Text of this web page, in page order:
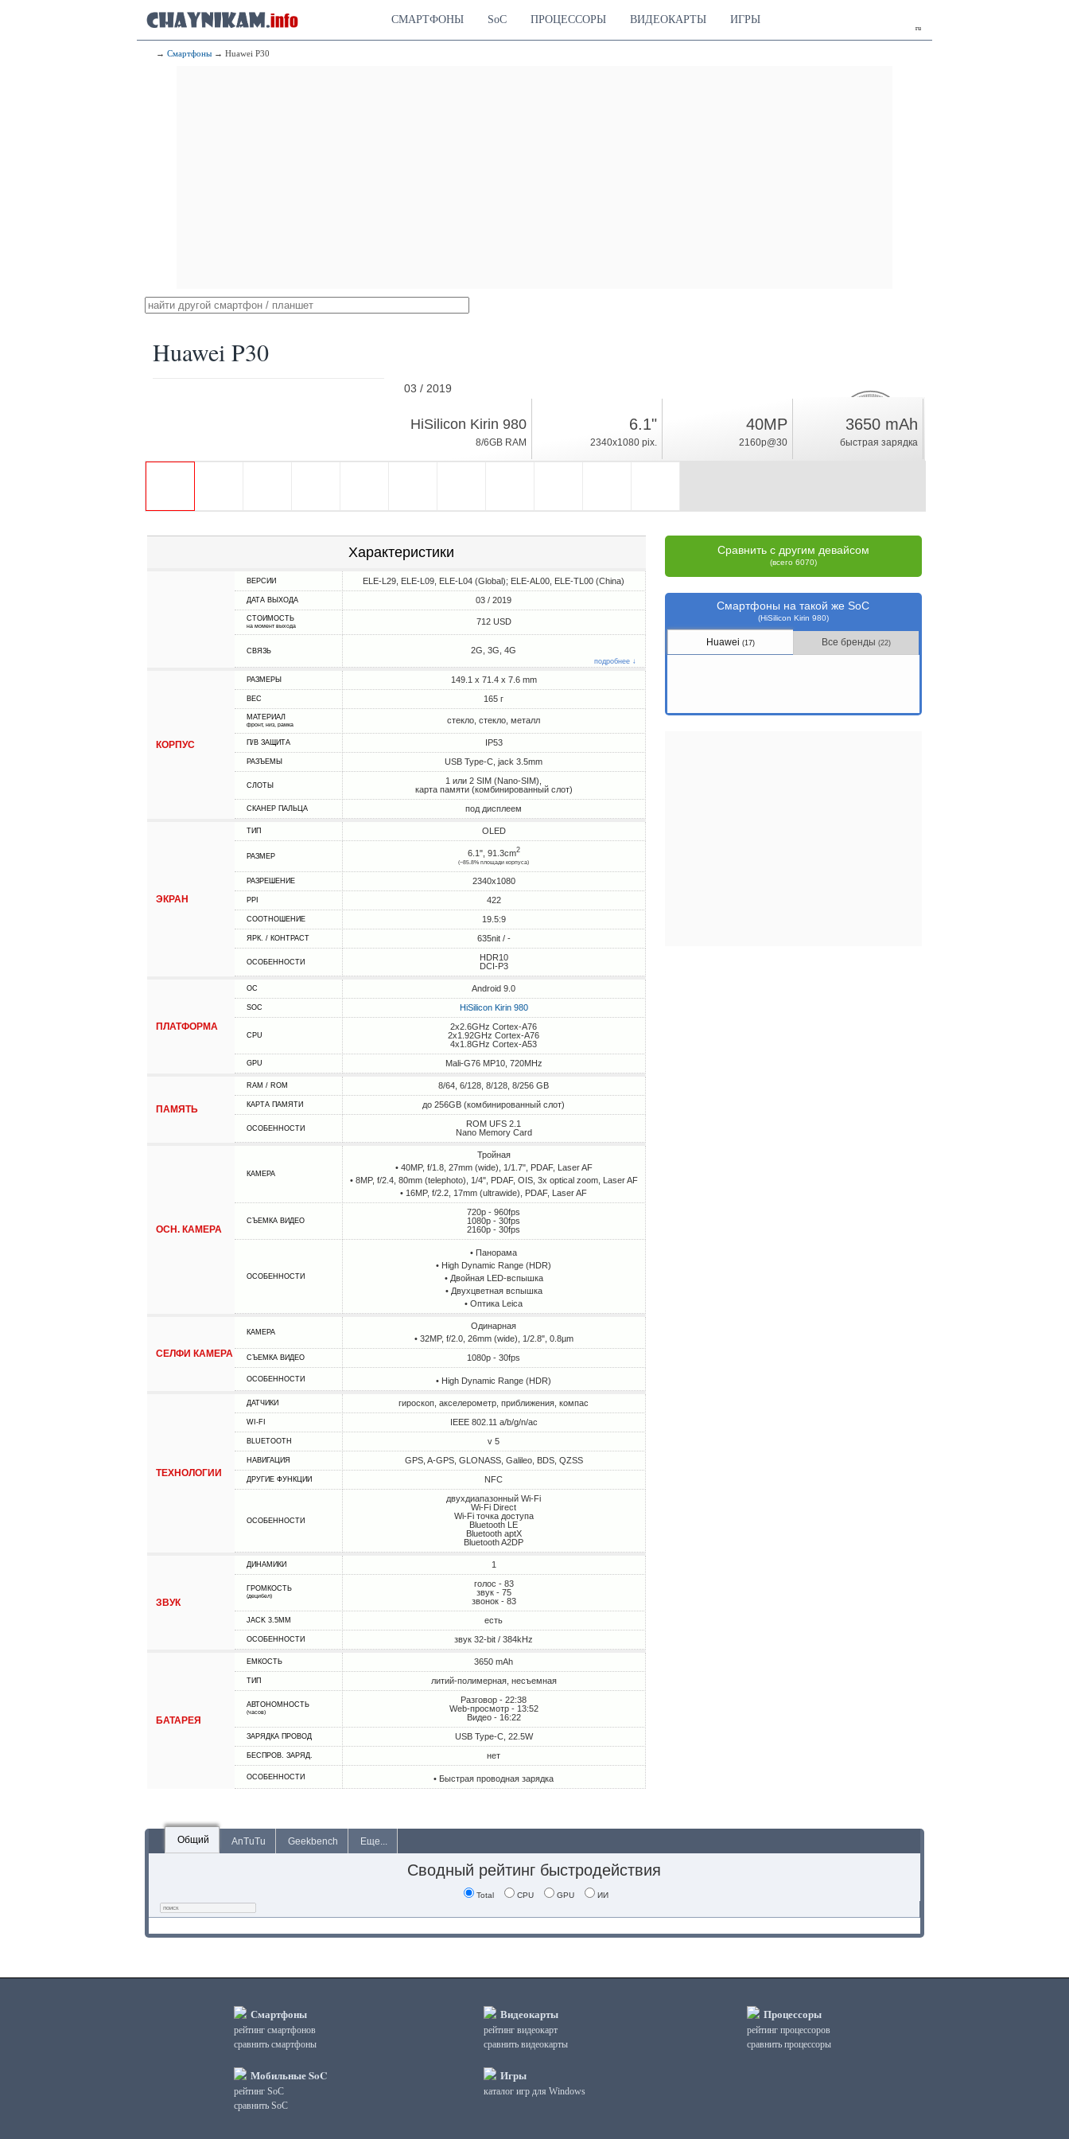
ru
СМАРТФОНЫ SoC ПРОЦЕССОРЫ ВИДЕОКАРТЫ ИГРЫ
→ Смартфоны → Huawei P30
Huawei P30
03 / 2019
Android 9.0
17.9
рейтинг
HiSilicon Kirin 980
8/6GB RAM
6.1"
2340x1080 pix.
40MP
2160p@30
3650 mAh
быстрая зарядка
Характеристики
ВЕРСИИ ELE-L29, ELE-L09, ELE-L04 (Global); ELE-AL00, ELE-TL00 (China)
ДАТА ВЫХОДА 03 / 2019
СТОИМОСТЬ
на момент выхода 712 USD
СВЯЗЬ 2G, 3G, 4G
подробнее ↓
КОРПУС
РАЗМЕРЫ 149.1 x 71.4 x 7.6 mm
ВЕС 165 г
МАТЕРИАЛ
фронт, низ, рамка стекло, стекло, металл
П/В ЗАЩИТА IP53
РАЗЪЕМЫ USB Type-C, jack 3.5mm
СЛОТЫ
1 или 2 SIM (Nano-SIM),
карта памяти (комбинированный слот)
СКАНЕР ПАЛЬЦА под дисплеем
ЭКРАН
ТИП OLED
РАЗМЕР 6.1", 91.3cm2
(~85.8% площади корпуса)
РАЗРЕШЕНИЕ 2340x1080
PPI 422
СООТНОШЕНИЕ 19.5:9
ЯРК. / КОНТРАСТ 635nit / -
ОСОБЕННОСТИ
HDR10
DCI-P3
ПЛАТФОРМА
ОС Android 9.0
SOC HiSilicon Kirin 980
CPU
2x2.6GHz Cortex-A76
2x1.92GHz Cortex-A76
4x1.8GHz Cortex-A53
GPU Mali-G76 MP10, 720MHz
ПАМЯТЬ
RAM / ROM 8/64, 6/128, 8/128, 8/256 GB
КАРТА ПАМЯТИ до 256GB (комбинированный слот)
ОСОБЕННОСТИ
ROM UFS 2.1
Nano Memory Card
ОСН. КАМЕРА
КАМЕРА
Тройная
• 40MP, f/1.8, 27mm (wide), 1/1.7", PDAF, Laser AF
• 8MP, f/2.4, 80mm (telephoto), 1/4", PDAF, OIS, 3x optical zoom, Laser AF
• 16MP, f/2.2, 17mm (ultrawide), PDAF, Laser AF
СЪЕМКА ВИДЕО
720p - 960fps
1080p - 30fps
2160p - 30fps
ОСОБЕННОСТИ
• Панорама
• High Dynamic Range (HDR)
• Двойная LED-вспышка
• Двухцветная вспышка
• Оптика Leica
СЕЛФИ КАМЕРА
КАМЕРА
Одинарная
• 32MP, f/2.0, 26mm (wide), 1/2.8", 0.8µm
СЪЕМКА ВИДЕО 1080p - 30fps
ОСОБЕННОСТИ • High Dynamic Range (HDR)
ТЕХНОЛОГИИ
ДАТЧИКИ гироскоп, акселерометр, приближения, компас
WI-FI IEEE 802.11 a/b/g/n/ac
BLUETOOTH v 5
НАВИГАЦИЯ GPS, A-GPS, GLONASS, Galileo, BDS, QZSS
ДРУГИЕ ФУНКЦИИ NFC
ОСОБЕННОСТИ
двухдиапазонный Wi-Fi
Wi-Fi Direct
Wi-Fi точка доступа
Bluetooth LE
Bluetooth aptX
Bluetooth A2DP
ЗВУК
ДИНАМИКИ 1
ГРОМКОСТЬ
(децибел)
голос - 83
звук - 75
звонок - 83
JACK 3.5MM есть
ОСОБЕННОСТИ звук 32-bit / 384kHz
БАТАРЕЯ
ЕМКОСТЬ 3650 mAh
ТИП литий-полимерная, несъемная
АВТОНОМНОСТЬ
(часов)
Разговор - 22:38
Web-просмотр - 13:52
Видео - 16:22
ЗАРЯДКА ПРОВОД USB Type-C, 22.5W
БЕСПРОВ. ЗАРЯД. нет
ОСОБЕННОСТИ • Быстрая проводная зарядка
Сравнить с другим девайсом
(всего 6070)
Смартфоны на такой же SoC
(HiSilicon Kirin 980)
Huawei (17) Все бренды (22)
Общий AnTuTu Geekbench Еще...
Сводный рейтинг быстродействия
Total CPU GPU ИИ
Смартфоны
рейтинг смартфонов
сравнить смартфоны
Мобильные SoC
рейтинг SoC
сравнить SoC
Видеокарты
рейтинг видеокарт
сравнить видеокарты
Игры
каталог игр для Windows
Процессоры
рейтинг процессоров
сравнить процессоры